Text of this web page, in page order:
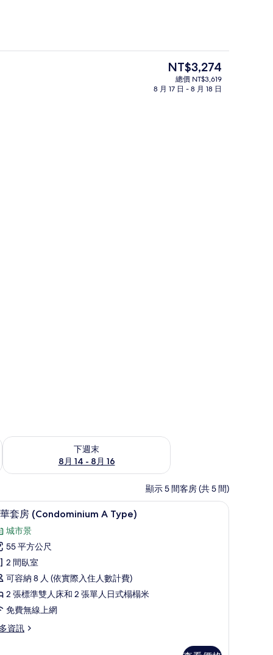
A Type) | 高級寢具、羽絨被、書桌、隔音奢華套房 (Condominium B Type) | 高
目
的
NT$3,274
總價 NT$3,619
8 月 17 日 - 8 月 18 日
下週末
8月 14 - 8月 16
查看下週末 (8月 14 - 8月 16) 的供應情況
顯示 5 間客房 (共 5 間)
奢華套房 (Condominium A Type) | 高級寢具
42套房 (Condominium A Type)
城市景
55 平方公尺
2 間臥室
可容納 8 人 (依實際入住人數計費)
2 張標準雙人床和 2 張單人日式榻榻米
免費無線上網
資訊